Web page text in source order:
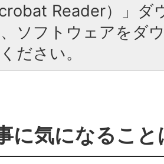
Reader）」ダ
ソフトウェアをダ
ださい。
に気になるこ